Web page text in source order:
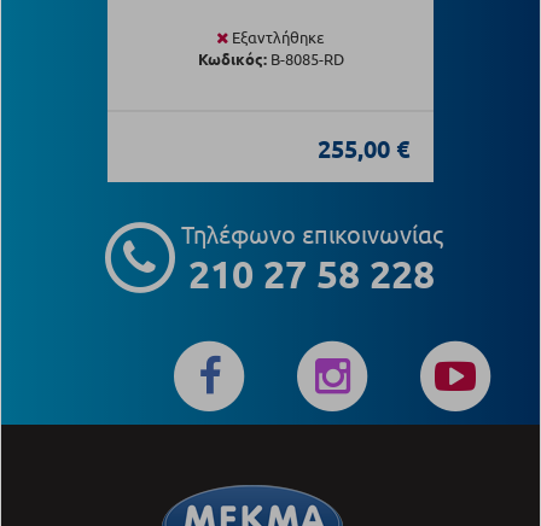
Εξαντλήθηκε
Κωδικός:Β-8085-RD
255,00 €
Τηλέφωνο επικοινωνίας
210 27 58 228